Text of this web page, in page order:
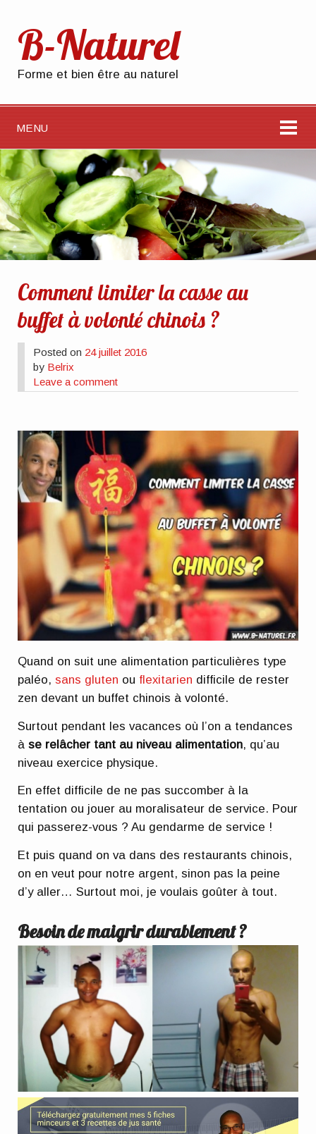
B-Naturel
Forme et bien être au naturel
MENU
Comment limiter la casse au
buffet à volonté chinois ?
Posted on 24 juillet 2016
by Belrix
Leave a comment
Quand on suit une alimentation particulières type
paléo, sans gluten ou flexitarien difficile de rester
zen devant un buffet chinois à volonté.
Surtout pendant les vacances où l’on a tendances
àse relâcher tant au niveau alimentation, qu’au
niveau exercice physique.
En effet difficile de ne pas succomber à la
tentation ou jouer au moralisateur de service. Pour
qui passerez-vous ? Au gendarme de service !
Et puis quand on va dans des restaurants chinois,
on en veut pour notre argent, sinon pas la peine
d’y aller… Surtout moi, je voulais goûter à tout.
Besoin de maigrir durablement ?